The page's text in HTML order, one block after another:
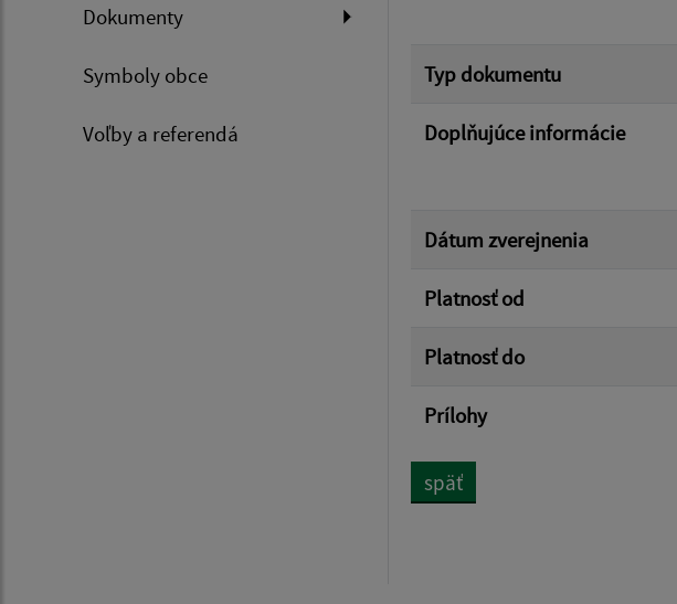
Dokumenty
Symboly obce
Voľby a referendá
Typ dokumentu
Doplňujúce informácie
Dátum zverejnenia
Platnosť od
Platnosť do
Prílohy
späť